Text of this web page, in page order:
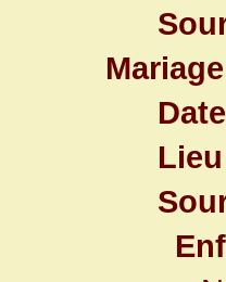
Date
Lieu